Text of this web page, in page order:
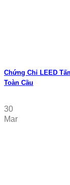
Chứng Chỉ LEED
Toàn Cầu
30
Mar